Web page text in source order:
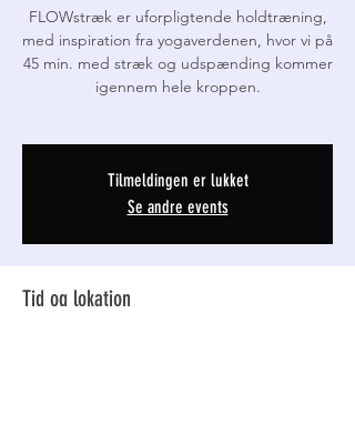
FLOWstræk er uforpligtende holdtræning,
med inspiration fra yogaverdenen, hvor vi på
45 min. med stræk og udspænding kommer
igennem hele kroppen.
Tilmeldingen er lukket
Se andre events
Tid og lokation